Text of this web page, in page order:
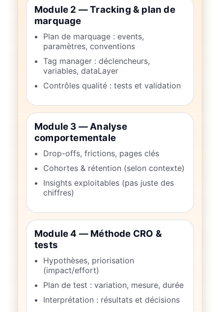
Module 2 — Tracking & plan de
marquage
Plan de marquage : events,
paramètres, conventions
Tag manager : déclencheurs,
variables, dataLayer
Contrôles qualité : tests et validation
Module 3 — Analyse
comportementale
Drop-offs, frictions, pages clés
Cohortes & rétention (selon contexte)
Insights exploitables (pas juste des
chiffres)
Module 4 — Méthode CRO &
tests
Hypothèses, priorisation
(impact/effort)
Plan de test : variation, mesure, durée
Interprétation : résultats et décisions